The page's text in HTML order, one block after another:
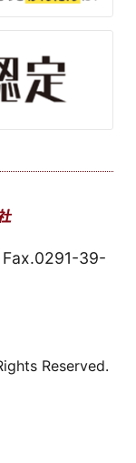
Fax.0291-39-
Reserved.